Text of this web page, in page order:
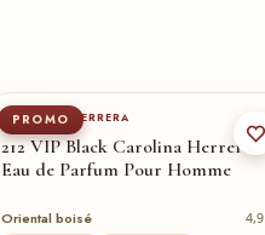
PROMO
CAROLINA HERRERA
212 VIP Black Carolina Herrera
Eau de Parfum Pour Homme
Oriental boisé 4,9